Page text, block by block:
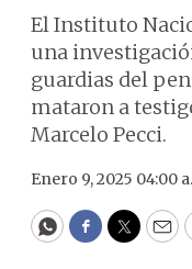
El Instituto
una
guardias del
mataron a
Marcelo Pecci.
Enero 9, 2025 04:00
WhatsApp
Facebook